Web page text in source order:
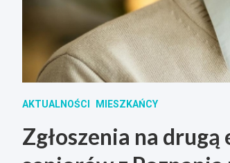
AKTUALNOŚCI MIESZKAŃCY
Zgłoszenia na